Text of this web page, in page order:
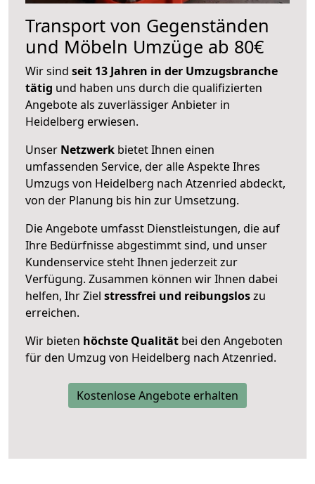
Transport von Gegenständen
und Möbeln Umzüge ab 80€
Wir sind seit 13 Jahren in der Umzugsbranche
tätig und haben uns durch die qualifizierten
Angebote als zuverlässiger Anbieter in
Heidelberg erwiesen.
Unser Netzwerk bietet Ihnen einen
umfassenden Service, der alle Aspekte Ihres
Umzugs von Heidelberg nach Atzenried abdeckt,
von der Planung bis hin zur Umsetzung.
Die Angebote umfasst Dienstleistungen, die auf
Ihre Bedürfnisse abgestimmt sind, und unser
Kundenservice steht Ihnen jederzeit zur
Verfügung. Zusammen können wir Ihnen dabei
helfen, Ihr Ziel stressfrei und reibungsloszu
erreichen.
Wir bieten höchste Qualität bei den Angeboten
für den Umzug von Heidelberg nach Atzenried.
Kostenlose Angebote erhalten